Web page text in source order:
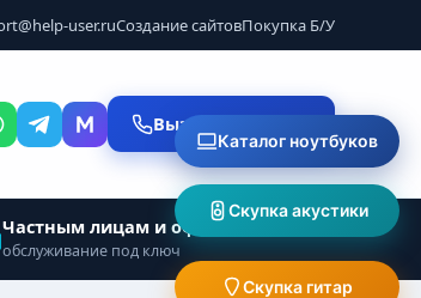
user.ruСоздание сайтовПокупка Б/У
Вызвать мастера
Частным лицам и офисам
обслуживание под ключ
Каталог ноутбуков
Скупка акустики
Скупка гитар